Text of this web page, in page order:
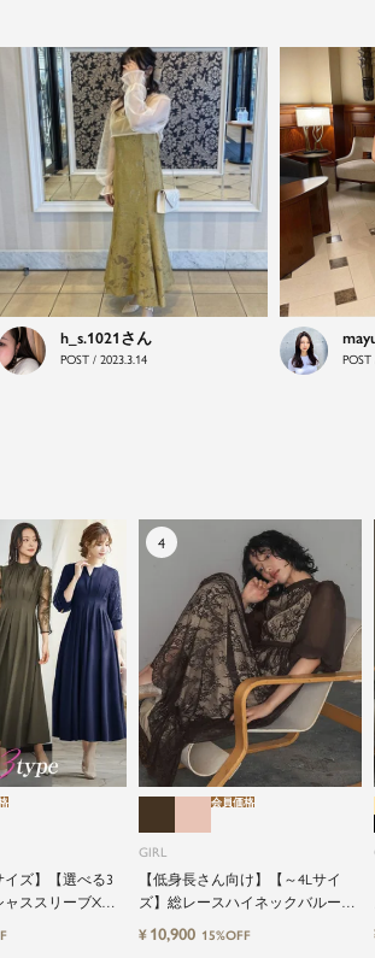
だけではもったいない...もっと気
にドレスを楽しみたい
性にとって永遠のファッションアイテム。
ットに一着は用意しておきたいものの一つ。
つ女性を美しく見せる力は、ファッション
中でも特別なものです。
だけではもったいない もっと気軽にもっと自
を楽しみたい...
持ちを叶えたい。それが、ドレスブランドガ
。
h_s.1021
POST / 2023.3.14 POST
イズ】【選べる3
ャススリーブXラ
婚式ワンピース
GIRL
【低身長さん向け】【～4Lサイ
ズ】総レースハイネックバルーン
スリーブロング丈結婚式ワンピー
会員価格
¥ 10,900 15%OFF